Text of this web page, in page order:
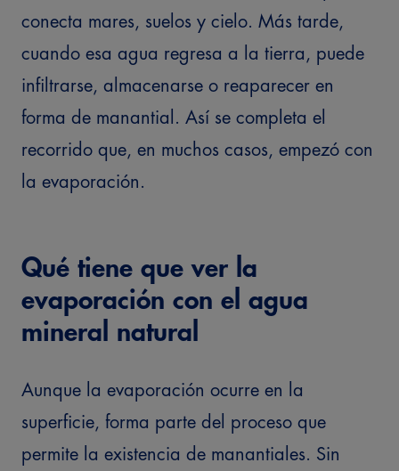
conecta mares, suelos y cielo. Más tarde,
cuando esa agua regresa a la tierra, puede
infiltrarse, almacenarse o reaparecer en
forma de manantial. Así se completa el
recorrido que, en muchos casos, empezó con
la evaporación.
Qué tiene que ver la
evaporación con el agua
mineral natural
Aunque la evaporación ocurre en la
superficie, forma parte del proceso que
permite la existencia de manantiales. Sin